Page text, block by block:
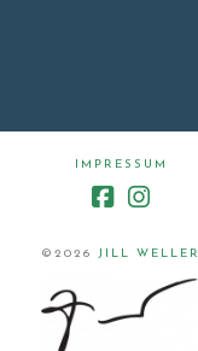
IMPRESSUM
©2026 JILL WELLER